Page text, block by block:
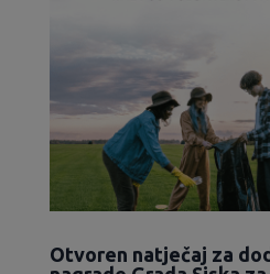
Otvoren natječaj za